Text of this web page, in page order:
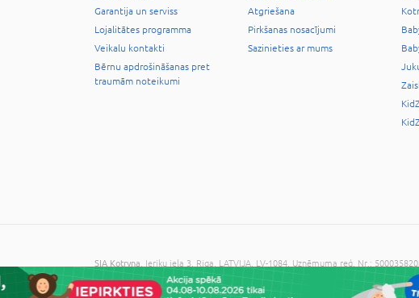
Garantija un serviss
Lojalitātes programma
Veikalu kontakti
Bērnu apdrošināšanas pret
traumām noteikumi
Atgriešana
Pirkšanas nosacījumi
Sazinieties ar mums
SIA Kotryna , Ieriķu iela 3, Riga, LATVIJA, LV-1084, Uzņēmuma reģ. Nr.:
© 2026 Visas tiesības aizsargātas. Kopēt informāciju bez administrācijas